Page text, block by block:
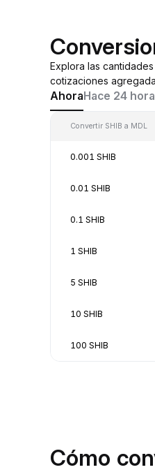
Explora las
cotizaciones
AhoraHace 24
Convertir SHIB a MDL
0.001 SHIB
0.01 SHIB
0.1 SHIB
1 SHIB
5 SHIB
10 SHIB
100 SHIB
Cómo